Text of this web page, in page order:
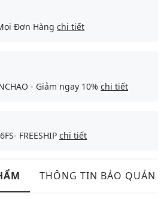
Đơn Hàng chi tiết
- Giảm ngay 10% chi tiết
FREESHIP chi tiết
THÔNG TIN BẢO QUẢN